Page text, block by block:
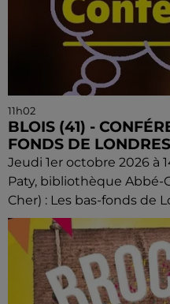
11h02
BLOIS (41) -
FONDS DE
Jeudi 1er octobre 2026 à
Paty, bibliothèque Abbé-
Cher) : Les bas-fonds de